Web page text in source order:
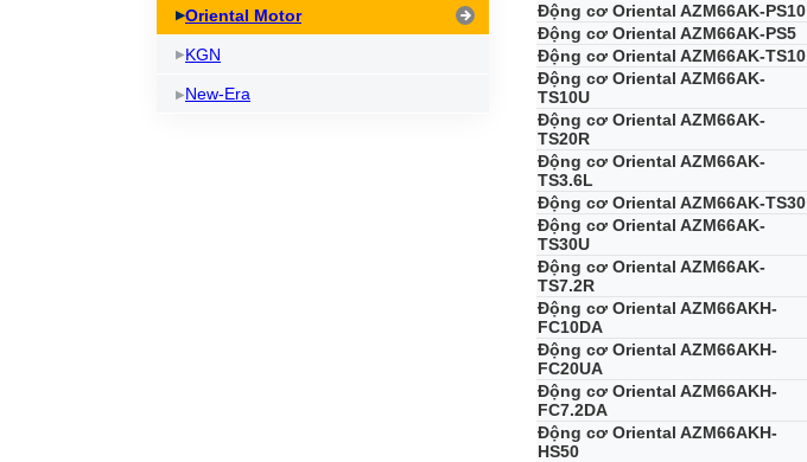
Oriental Motor
KGN
New-Era
Động cơ Oriental AZM66AK-PS10
Động cơ Oriental AZM66AK-PS5
Động cơ Oriental AZM66AK-TS10
Động cơ Oriental AZM66AK-
TS10U
Động cơ Oriental AZM66AK-
TS20R
Động cơ Oriental AZM66AK-
TS3.6L
Động cơ Oriental AZM66AK-TS30
Động cơ Oriental AZM66AK-
TS30U
Động cơ Oriental AZM66AK-
TS7.2R
Động cơ Oriental AZM66AKH-
FC10DA
Động cơ Oriental AZM66AKH-
FC20UA
Động cơ Oriental AZM66AKH-
FC7.2DA
Động cơ Oriental AZM66AKH-
HS50